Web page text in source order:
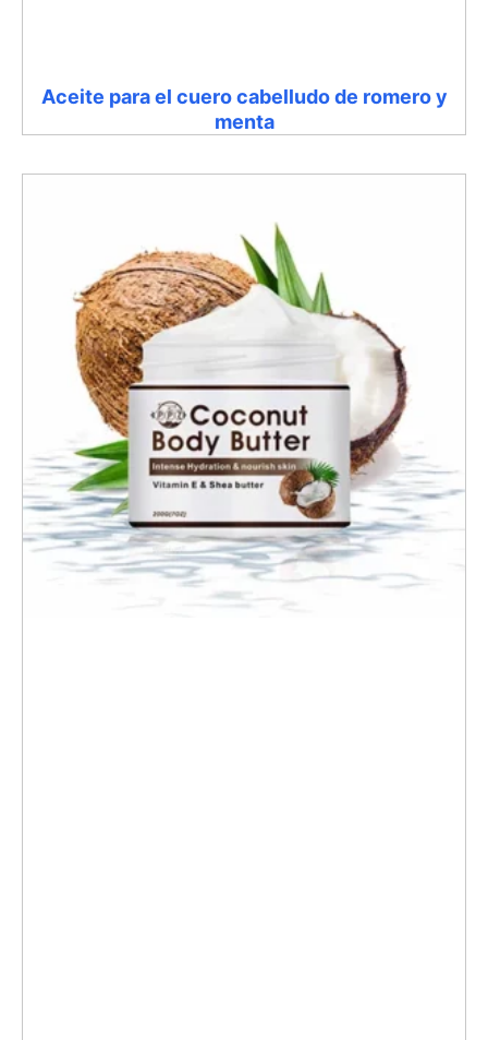
Aceite para el cuero cabelludo de romero y
menta